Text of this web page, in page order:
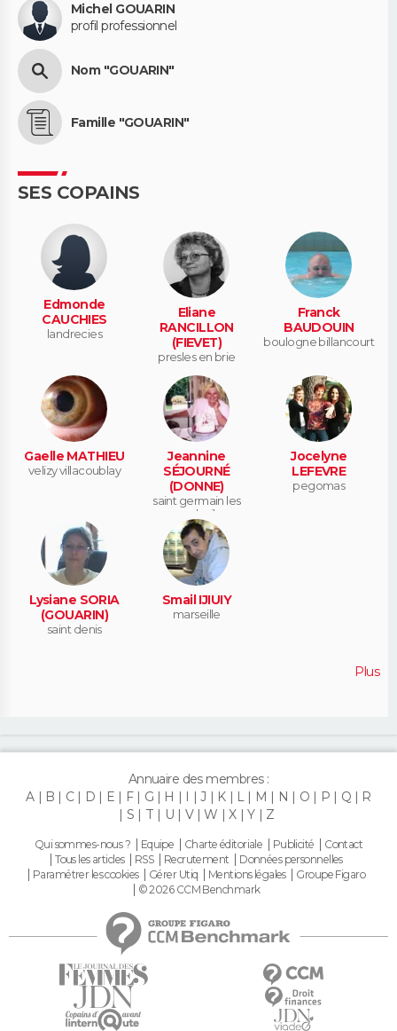
Michel GOUARIN
profil professionnel
Nom "GOUARIN"
Famille "GOUARIN"
SES COPAINS
Edmonde
CAUCHIES
landrecies
Eliane
RANCILLON
(FIEVET)
presles en brie
Franck
BAUDOUIN
boulogne billancourt
Gaelle MATHIEU
velizy villacoublay
Jeannine
SÉJOURNÉ
(DONNE)
saint germain les
corbeil
Jocelyne
LEFEVRE
pegomas
Lysiane SORIA
(GOUARIN)
saint denis
Smail IJIUIY
marseille
Plus
Annuaire des membres :
A
B C D E F G H I J K L M N O P Q
R
S
T U V W X Y Z
Qui sommes-nous ? Equipe Charte éditoriale Publicité
Contact
Tous les articles
RSS Recrutement
Données personnelles
Paramétrer les cookies
Gérer Utiq Mentions légales
Groupe Figaro
© 2026 CCM Benchmark